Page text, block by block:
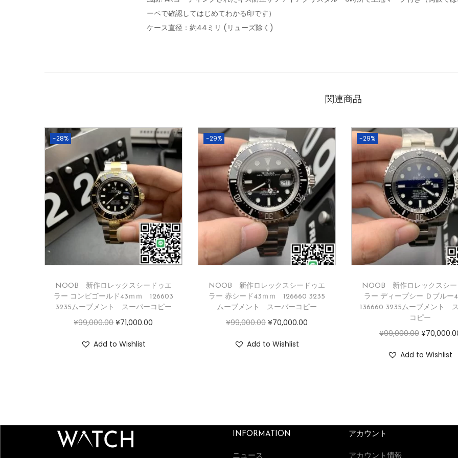
ーペで確認してはじめてわかる印です）
ケース直径：約44ミリ (リューズ除く)
関連商品
-28%
NOOB 新作ロレックスシードゥエ
ラー コンビゴールド43ｍｍ 126603
3235ムーブメント スーパーコピー
¥99,000.00 ¥71,000.00
Add to Wishlist
-29%
NOOB 新作ロレックスシードゥエ
ラー 赤シード43ｍｍ 126660 3235
ムーブメント スーパーコピー
¥99,000.00 ¥70,000.00
Add to Wishlist
-29%
NOOB 新作ロレックスシー
ラー ディープシー Ｄブルー
136660 3235ムーブメント
コピー
¥99,000.00 ¥
Add to Wishlist
INFORMATION
ニュース
アカウント
アカウント情報